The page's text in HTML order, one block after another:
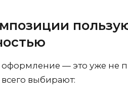
— это уже не
выбирают: